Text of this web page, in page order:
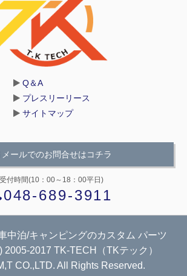
Q＆A
プレスリーリース
サイトマップ
ールでのお問合せはコチラ
受付時間(10：00～18：00平日)
048-689-3911
中泊/キャンピングのカスタム パーツ
2005-2017 TK-TECH（TKテック）
CO.,LTD. All Rights Reserved.